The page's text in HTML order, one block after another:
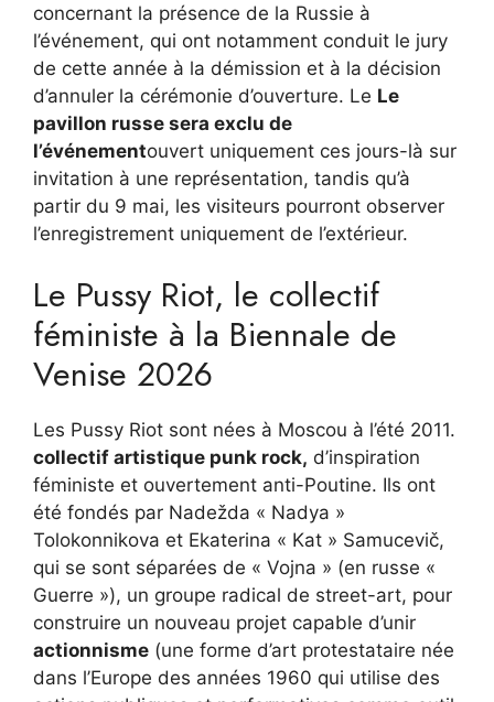
concernant la présence de la Russie à
l’événement, qui ont notamment conduit le jury
de cette année à la démission et à la décision
d’annuler la cérémonie d’ouverture. Le Le
pavillon russe sera exclu de
l’événementouvert uniquement ces jours-là sur
invitation à une représentation, tandis qu’à
partir du 9 mai, les visiteurs pourront observer
l’enregistrement uniquement de l’extérieur.
Le Pussy Riot, le collectif
féministe à la Biennale de
Venise 2026
Les Pussy Riot sont nées à Moscou à l’été 2011.
collectif artistique punk rock, d’inspiration
féministe et ouvertement anti-Poutine. Ils ont
été fondés par Nadežda « Nadya »
Tolokonnikova et Ekaterina « Kat » Samucevič,
qui se sont séparées de « Vojna » (en russe «
Guerre »), un groupe radical de street-art, pour
construire un nouveau projet capable d’unir
actionnisme (une forme d’art protestataire née
dans l’Europe des années 1960 qui utilise des